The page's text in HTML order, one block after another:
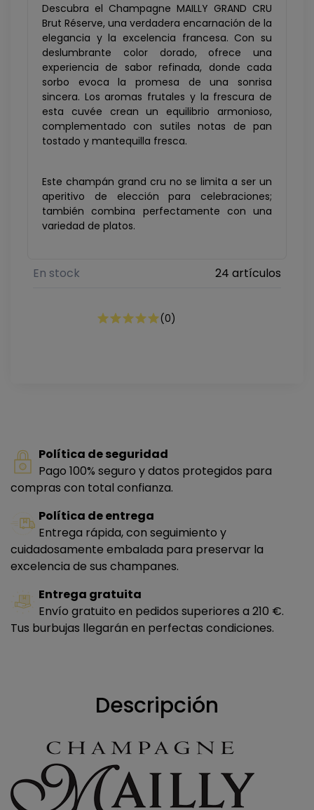
Descubra el Champagne MAILLY GRAND CRU
Brut Réserve, una verdadera encarnación de la
elegancia y la excelencia francesa. Con su
deslumbrante color dorado, ofrece una
experiencia de sabor refinada, donde cada
sorbo evoca la promesa de una sonrisa
sincera. Los aromas frutales y la frescura de
esta cuvée crean un equilibrio armonioso,
complementado con sutiles notas de pan
tostado y mantequilla fresca.
Este champán grand cru no se limita a ser un
aperitivo de elección para celebraciones;
también combina perfectamente con una
variedad de platos.
En stock 24 artículos
(0)
Política de seguridad
Pago 100% seguro y datos protegidos para
compras con total confianza.
Política de entrega
Entrega rápida, con seguimiento y
cuidadosamente embalada para preservar la
excelencia de sus champanes.
Entrega gratuita
Envío gratuito en pedidos superiores a 210 €.
Tus burbujas llegarán en perfectas condiciones.
Descripción